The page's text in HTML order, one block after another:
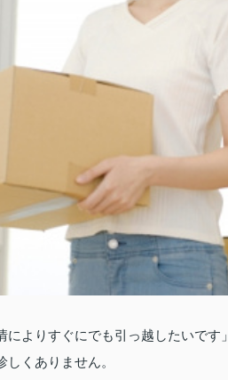
によりすぐにでも引っ越したいです」
くありません。